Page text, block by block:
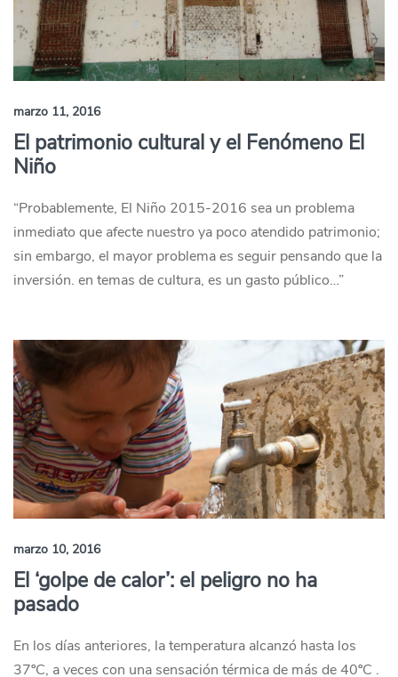
marzo 11, 2016
El patrimonio cultural y el Fenómeno El
Niño
“Probablemente, El Niño 2015-2016 sea un problema
inmediato que afecte nuestro ya poco atendido patrimonio;
sin embargo, el mayor problema es seguir pensando que la
inversión. en temas de cultura, es un gasto público…”
marzo 10, 2016
El ‘golpe de calor’: el peligro no ha
pasado
En los días anteriores, la temperatura alcanzó hasta los
37ºC, a veces con una sensación térmica de más de 40ºC .